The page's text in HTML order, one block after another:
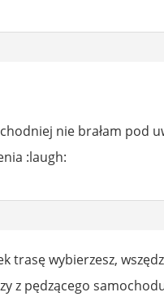
nie brałam pod
:laugh:
trasę wybierzesz,
z pędzącego